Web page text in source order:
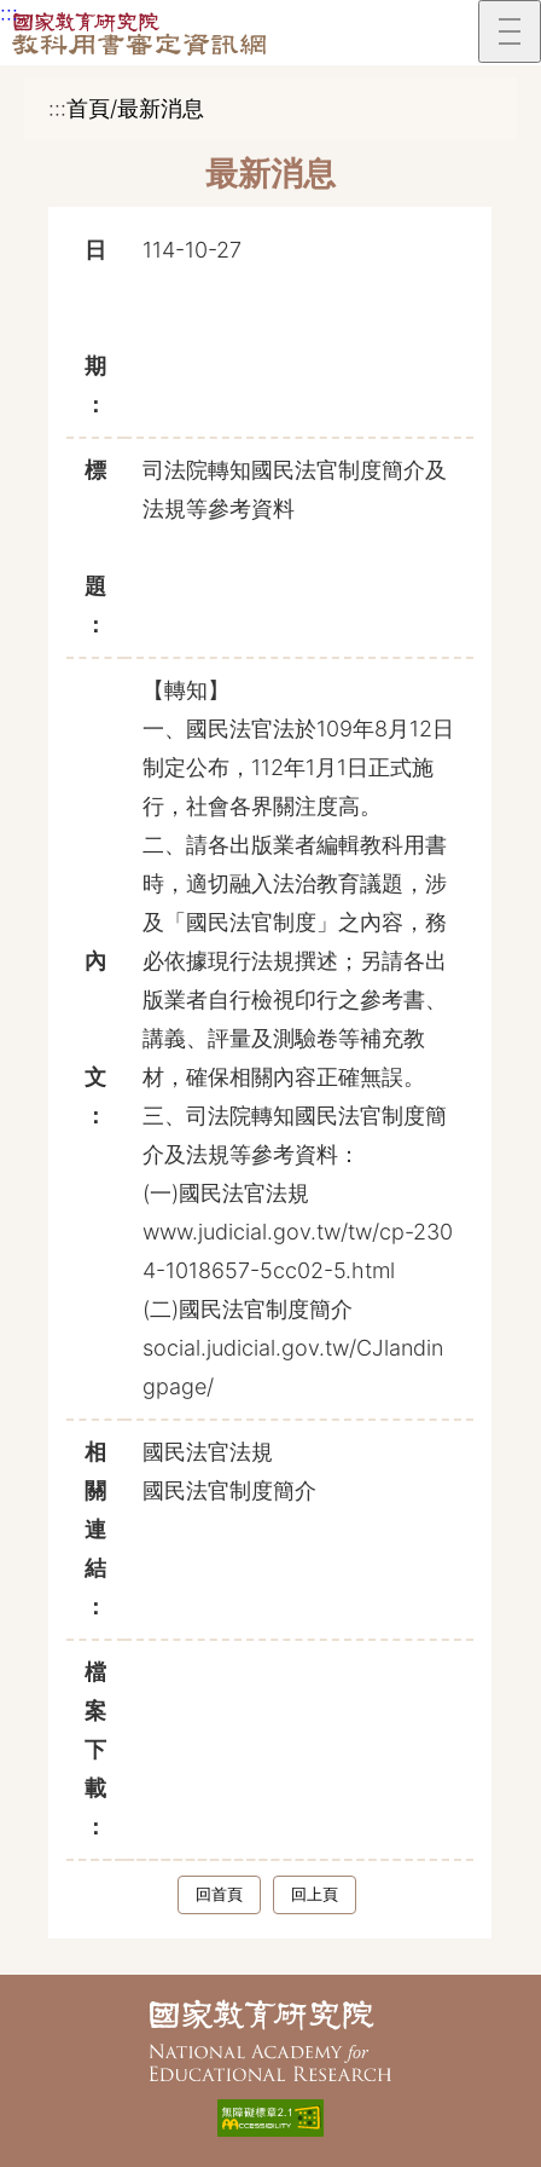
跳到主要內容區塊
:::
:::首頁/最新消息
最新消息
日
期
：
114-10-27
標
題
：
司法院轉知國民法官制度簡介及
法規等參考資料
內
文
：
【轉知】
一、國民法官法於109年8月12日
制定公布，112年1月1日正式施
行，社會各界關注度高。
二、請各出版業者編輯教科用書
時，適切融入法治教育議題，涉
及「國民法官制度」之內容，務
必依據現行法規撰述；另請各出
版業者自行檢視印行之參考書、
講義、評量及測驗卷等補充教
材，確保相關內容正確無誤。
三、司法院轉知國民法官制度簡
介及法規等參考資料：
(一)國民法官法規
www.judicial.gov.tw/tw/cp-230
4-1018657-5cc02-5.html
(二)國民法官制度簡介
social.judicial.gov.tw/CJlandin
gpage/
相
關
連
結
：
國民法官法規
國民法官制度簡介
檔
案
下
載
：